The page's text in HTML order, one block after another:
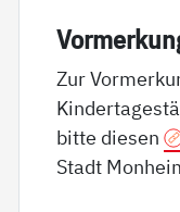
Zur
bitte diesen
Stadt